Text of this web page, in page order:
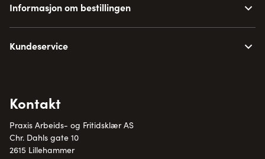
Informasjon om bestillingen
Kundeservice
Kontakt
Praxis Arbeids- og Fritidsklær AS
Chr. Dahls gate 10
2615 Lillehammer